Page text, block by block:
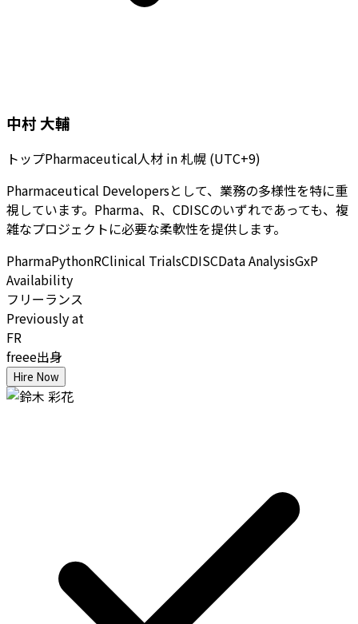
中村 大輔
トップPharmaceutical人材 in札幌 (UTC+9)
Pharmaceutical Developersとして、業務の多様性を特に重
視しています。Pharma、R、CDISCのいずれであっても、複
雑なプロジェクトに必要な柔軟性を提供します。
PharmaPythonRClinical TrialsCDISCData AnalysisGxP
Availability
フリーランス
Previously at
FR
freee出身
Hire Now